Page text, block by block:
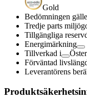
Gold
Bedömningen
Tredje parts
Tillgängliga
Energimärkning
Tillverkad i
Förväntad
Leverantörens